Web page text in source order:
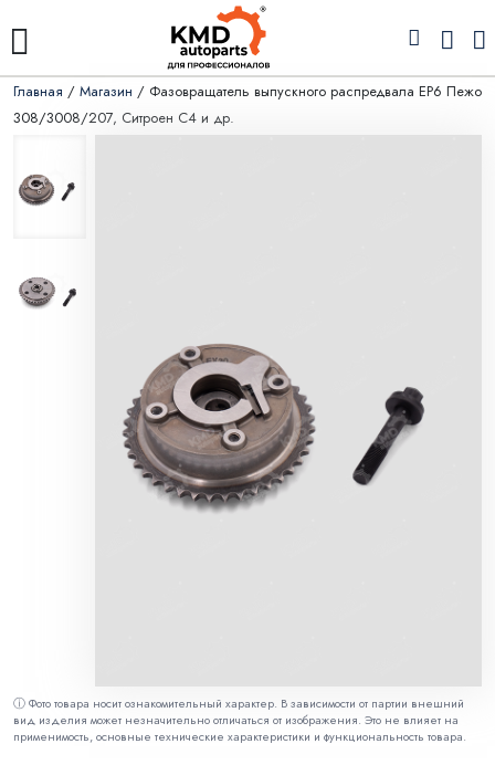
Главная / Магазин / Фазовращатель выпускного распредвала EP6 Пежо
308/3008/207, Ситроен С4 и др.
ⓘ Фото товара носит ознакомительный характер. В зависимости от партии внешний
вид изделия может незначительно отличаться от изображения. Это не влияет на
применимость, основные технические характеристики и функциональность товара.